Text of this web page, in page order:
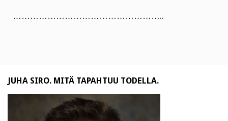
……………………………………………..
JUHA SIRO. MITÄ TAPAHTUU TODELLA.